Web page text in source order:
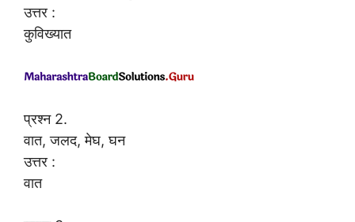
उत्तर :
कुविख्यात
प्रश्न 2.
वात, जलद, मेघ, घन
उत्तर :
वात